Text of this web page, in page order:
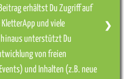
erhältst Du Zugriff auf
und viele
hinaus unterstützt Du
von freien
und Inhalten (z.B. neue
❯